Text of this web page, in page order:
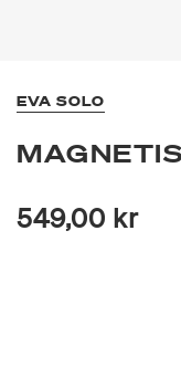
EVA SOLO
549,00 kr